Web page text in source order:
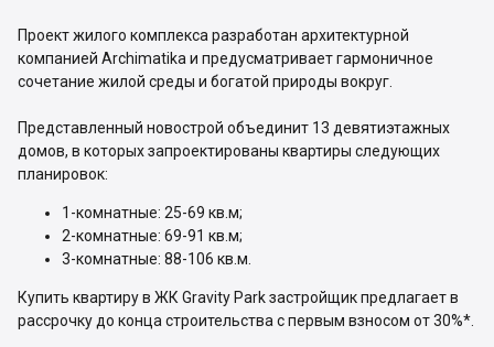
Проект жилого комплекса разработан архитектурной
компанией Archimatika и предусматривает гармоничное
сочетание жилой среды и богатой природы вокруг.
Представленный новострой объединит 13 девятиэтажных
домов, в которых запроектированы квартиры следующих
планировок:
1-комнатные: 25-69 кв.м;
2-комнатные: 69-91 кв.м;
3-комнатные: 88-106 кв.м.
Купить квартиру в ЖК Gravity Park застройщик предлагает в
рассрочку до конца строительства с первым взносом от 30%*.